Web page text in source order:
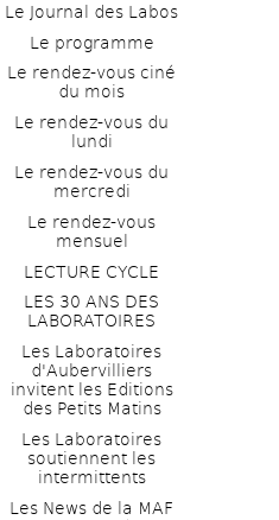
Le Journal des Labos
Le programme
Le rendez-vous ciné
du mois
Le rendez-vous du
lundi
Le rendez-vous du
mercredi
Le rendez-vous
mensuel
LECTURE CYCLE
LES 30 ANS DES
LABORATOIRES
Les Laboratoires
d'Aubervilliers
invitent les Editions
des Petits Matins
Les Laboratoires
soutiennent les
intermittents
Les News de la MAF